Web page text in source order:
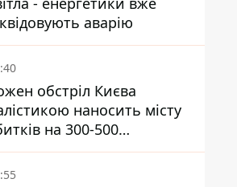
аварію
обстріл Києва
наносить місту
на 300-500
- Петро